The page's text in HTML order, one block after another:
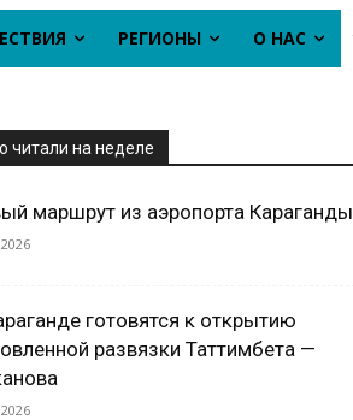
РЕГИОНЫ О НАС
читали на неделе
маршрут из аэропорта Караганды
готовятся к открытию
развязки Таттимбета —